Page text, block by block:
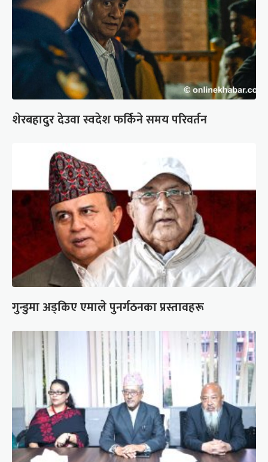
शेरबहादुर देउवा स्वदेश फर्किने समय परिवर्तन
गुन्डुमा अड्किए एमाले पुनर्गठनका प्रस्तावहरू